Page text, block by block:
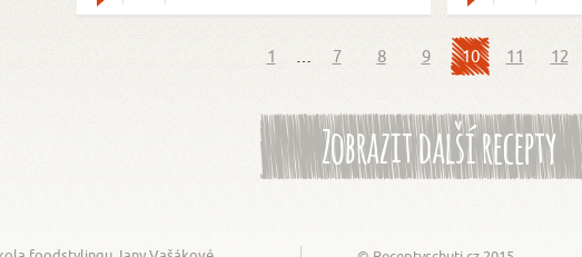
1 7 8 9 10 11 12
Zobrazit další recepty